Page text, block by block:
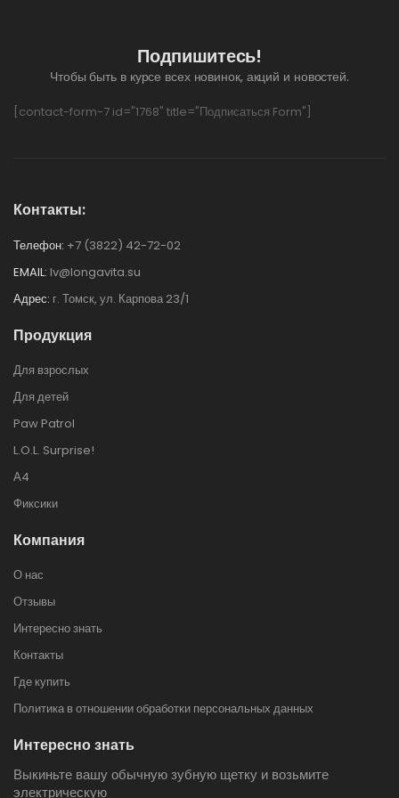
Подпишитесь!
Чтобы быть в курсе всех новинок, акций и новостей.
[contact-form-7 id="1768" title="Подписаться Form"]
Контакты:
Телефон: +7 (3822) 42-72-02
EMAIL: lv@longavita.su
Адрес: г. Томск, ул. Карпова 23/1
Продукция
Для взрослых
Для детей
Paw Patrol
L.O.L. Surprise!
А4
Фиксики
Компания
О нас
Отзывы
Интересно знать
Контакты
Где купить
Политика в отношении обработки персональных данных
Интересно знать
Выкиньте вашу обычную зубную щетку и возьмите
электрическую